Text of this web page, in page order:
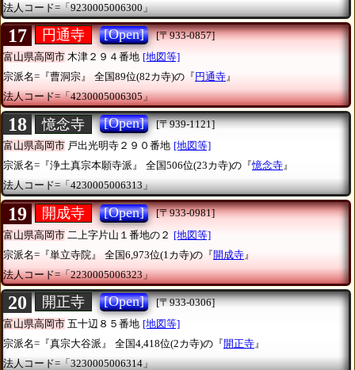
法人コード=「9230005006300」
17 円通寺 [Open]
[〒933-0857]
富山県高岡市 木津２９４番地 [地図等]
宗派名=『曹洞宗』
全国89位(82カ寺)の『 円通寺 』
法人コード=「4230005006305」
18 憶念寺 [Open]
[〒939-1121]
富山県高岡市 戸出光明寺２９０番地 [地図等]
宗派名=『浄土真宗本願寺派』
全国506位(23カ寺)の『憶念寺』
法人コード=「4230005006313」
19 開成寺 [Open]
[〒933-0981]
富山県高岡市 二上字片山１番地の２ [地図等]
宗派名=『単立寺院』
全国6,973位(1カ寺)の『開成寺 』
法人コード=「2230005006323」
20 開正寺 [Open]
[〒933-0306]
富山県高岡市 五十辺８５番地 [地図等]
宗派名=『真宗大谷派』
全国4,418位(2カ寺)の『開正寺 』
法人コード=「3230005006314」